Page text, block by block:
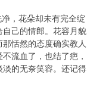
，花朵却未有完全绽
己的情郎。花容月貌
恬然的态度确实教人
流血了，也结了疤，
的无奈笑容。还记得